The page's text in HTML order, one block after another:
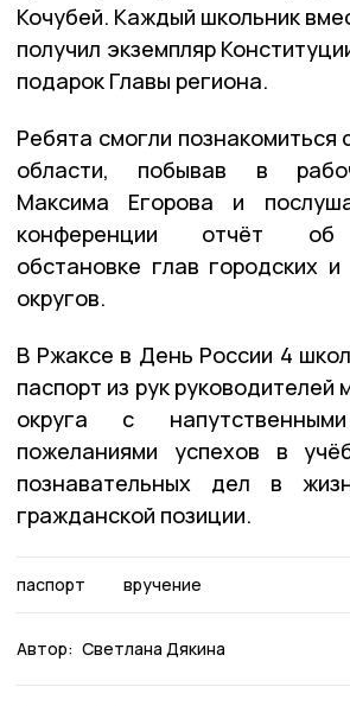
Кочубей. Каждый школьник
получил экземпляр
подарок Главы региона.
Ребята смогли познакомиться
области, побывав в
Максима Егорова и
конференции отчёт об
обстановке глав городских
округов.
В Ржаксе в День России 4
паспорт из рук руководителей
округа с
пожеланиями успехов в
познавательных дел в
гражданской позиции.
паспорт вручение
Автор: Светлана Дякина